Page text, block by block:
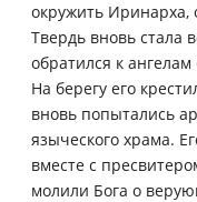
окружить Иринарха,
Твердь вновь стала
обратился к
На берегу его
вновь попытались
языческого храма.
вместе с
молили Бога о